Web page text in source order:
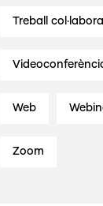
Treball
Web
Zoom